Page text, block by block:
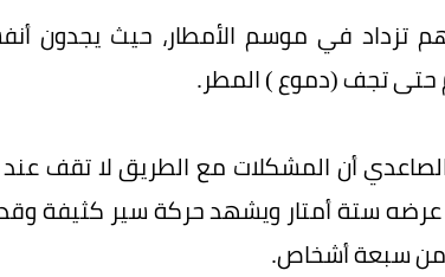
تزداد في موسم الأمطار، حيث يجدون
تجف (دموع ) المطر.
أن المشكلات مع الطريق لا تقف
عرضه ستة أمتار ويشهد حركة سير كثيفة
من سبعة أشخاص.